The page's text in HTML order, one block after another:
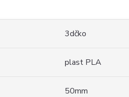
3dčko
plast PLA
50mm